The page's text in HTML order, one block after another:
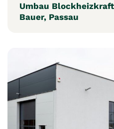
Umbau
Bauer, Passau